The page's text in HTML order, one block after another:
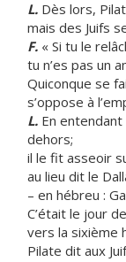
L. Dès lors,
mais des Juifs
F. « Si tu le
tu n’es pas un
Quiconque se
s’oppose à
L. En
dehors;
il le fit asseoir
au lieu dit le
– en hébreu :
C’était le jour
vers la sixième
Pilate dit aux